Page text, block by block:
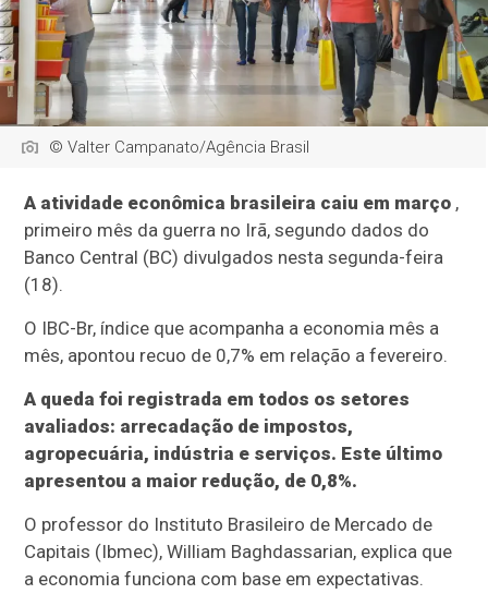
© Valter Campanato/Agência Brasil
A atividade econômica brasileira caiu em março ,
primeiro mês da guerra no Irã, segundo dados do
Banco Central (BC) divulgados nesta segunda-feira
(18).
O IBC-Br, índice que acompanha a economia mês a
mês, apontou recuo de 0,7% em relação a fevereiro.
A queda foi registrada em todos os setores
avaliados: arrecadação de impostos,
agropecuária, indústria e serviços. Este último
apresentou a maior redução, de 0,8%.
O professor do Instituto Brasileiro de Mercado de
Capitais (Ibmec), William Baghdassarian, explica que
a economia funciona com base em expectativas.